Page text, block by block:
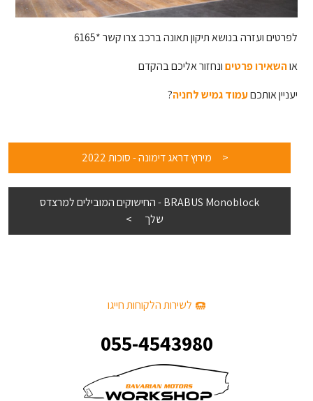
לפרטים ועזרה בנושא תיקון תאונה ברכב צרו קשר *6165
אוהשאירו פרטיםונחזור אליכם בהקדם
יעניין אותכםעמוד גמיש לחניה?
מירוץ דראג דימונה - סוכות 2022
BRABUS Monoblock - החישוקים המובילים למרצדס
שלך
לשירות הלקוחות חייגו
055-4543980